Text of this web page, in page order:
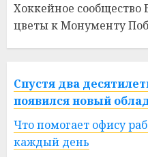
Хоккейное сообщество
цветы к Монументу
Спустя два
появился новый
Что помогает офису
каждый день